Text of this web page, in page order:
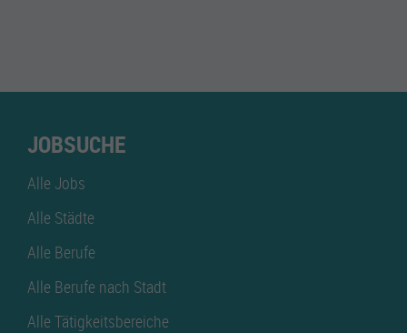
JOBSUCHE
Alle Jobs
Alle Städte
Alle Berufe
Alle Berufe nach Stadt
Alle Tätigkeitsbereiche